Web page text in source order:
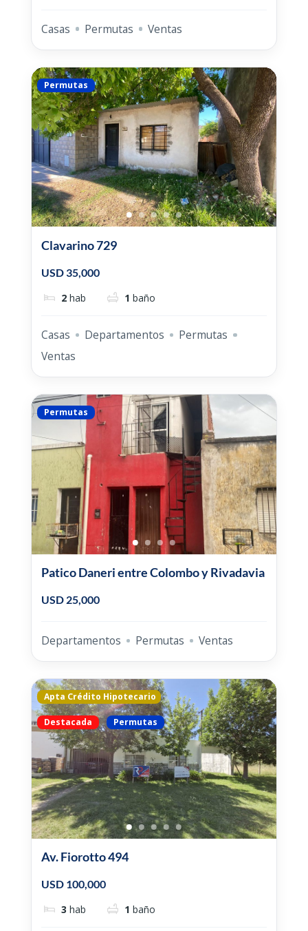
Casas Permutas Ventas
Permutas
Clavarino 729
USD 35,000
2 hab 1 baño
Casas Departamentos
Permutas
Ventas
Permutas
Patico Daneri entre Colombo y Rivadavia
USD 25,000
Departamentos Permutas Ventas
Apta Crédito Hipotecario
Destacada Permutas
Av. Fiorotto 494
USD 100,000
3 hab 1 baño